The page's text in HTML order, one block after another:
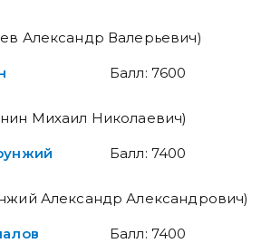
Александр Валерьевич)
Балл: 7600
Михаил Николаевич)
Балл: 7400
Александр Александрович)
Балл: 7400